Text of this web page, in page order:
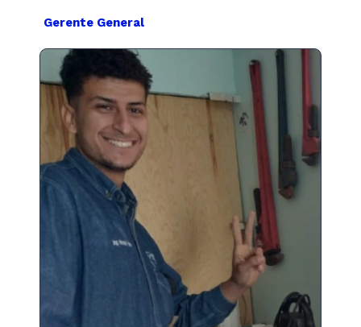
Gerente General
Ing. Ricardo A. Tanori L.
Gerente de Proyectos y
Servicios